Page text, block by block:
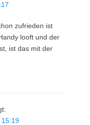
zufrieden ist
looft und der
ist das mit der
15:19